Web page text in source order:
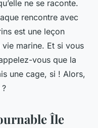
ne se raconte.
rencontre avec
est une leçon
marine. Et si vous
vous que la
une cage, si ! Alors,
Île